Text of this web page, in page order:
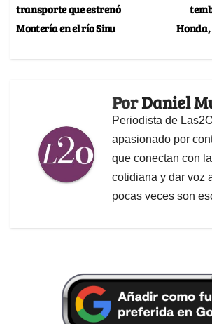
transporte que estrenó
Montería en el río Sinu
PorDaniel
Periodista de
apasionado por
que conectan con
cotidiana y dar voz
pocas veces son